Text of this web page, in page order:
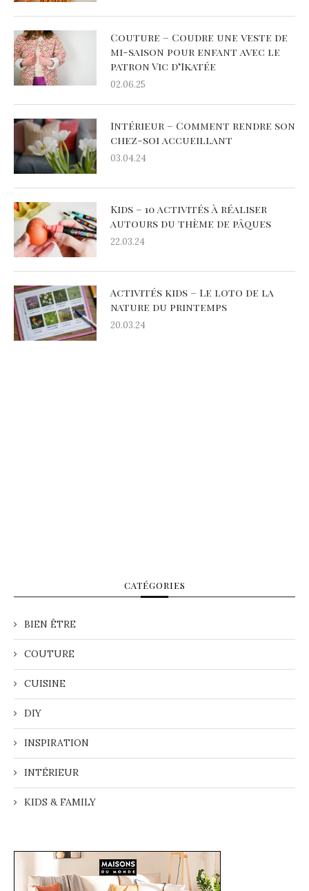
Couture – Coudre une veste de
mi-saison pour enfant avec le
patron Vic d’Ikatée
02.06.25
Intérieur – Comment rendre son
chez-soi accueillant
03.04.24
Kids – 10 activités à réaliser
autours du thème de pâques
22.03.24
Activités kids – Le loto de la
nature du printemps
20.03.24
CATÉGORIES
BIEN ÊTRE
COUTURE
CUISINE
DIY
INSPIRATION
INTÉRIEUR
KIDS & FAMILY